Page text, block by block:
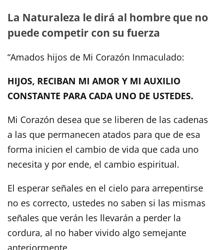
La Naturaleza le dirá al hombre que no
puede competir con su fuerza
“Amados hijos de Mi Corazón Inmaculado:
HIJOS, RECIBAN MI AMOR Y MI AUXILIO
CONSTANTE PARA CADA UNO DE USTEDES.
Mi Corazón desea que se liberen de las cadenas
a las que permanecen atados para que de esa
forma inicien el cambio de vida que cada uno
necesita y por ende, el cambio espiritual.
El esperar señales en el cielo para arrepentirse
no es correcto, ustedes no saben si las mismas
señales que verán les llevarán a perder la
cordura, al no haber vivido algo semejante
anteriormente.